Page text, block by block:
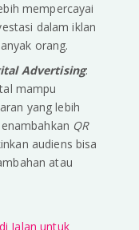
mempercayai
dalam iklan
orang.
Advertising:
mampu
yang lebih
QR
audiens bisa
atau
Jalan untuk